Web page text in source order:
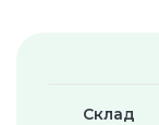
Склад